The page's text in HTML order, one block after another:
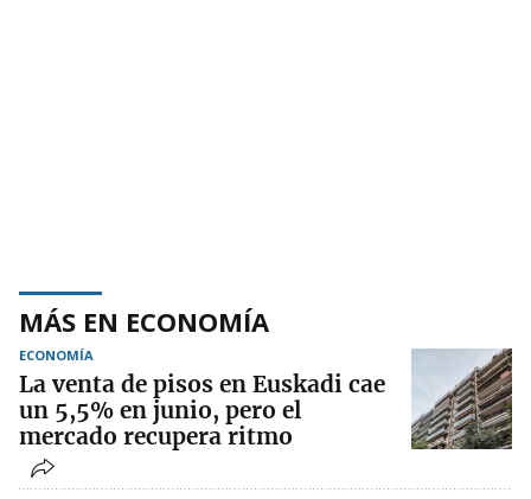
MÁS EN ECONOMÍA
ECONOMÍA
La venta de pisos en Euskadi cae
un 5,5% en junio, pero el
mercado recupera ritmo